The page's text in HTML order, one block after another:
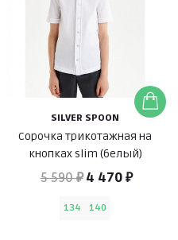
SILVER SPOON
Сорочка трикотажная на
кнопках slim (белый)
5 590 ₽ 4 470 ₽
134 140